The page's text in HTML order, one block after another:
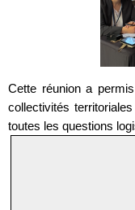
Cette réunion a
collectivités
toutes les questions